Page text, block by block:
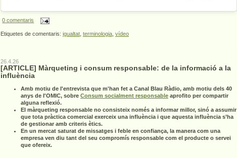
0 comentaris
Etiquetes de comentaris: igualtat terminologia vídeo
26.4.26
[ARTICLE] Màrqueting i consum responsable: de la informació a la
influència
Amb motiu de l'entrevista que m'han fet a Canal Blau Ràdio, amb motiu dels 40
anys de l'OMIC, sobre Consum socialment responsable aprofito per compartir
alguna reflexió.
El màrqueting responsable no consisteix només a informar millor, sinó a assumir
que tota pràctica comercial exerceix una influència i que aquesta influència s’ha
de gestionar amb criteris ètics.
En un mercat saturat de missatges i feble en confiança, la manera com una
empresa ven diu tant del seu compromís responsable com el producte o servei
que ofereix.